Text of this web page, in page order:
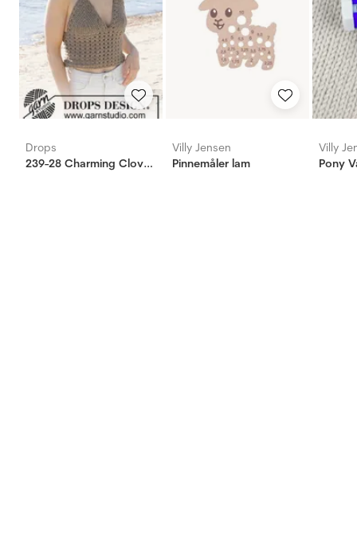
Drops
239-28 Charming Clover Top
Villy Jensen
Pinnemåler lam
Villy
Pony